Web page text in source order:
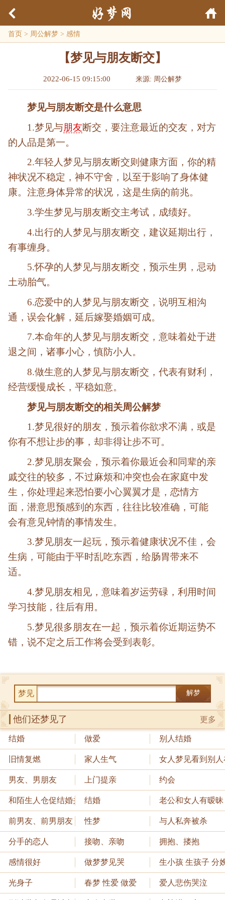
首页 > 周公解梦 > 感情
【梦见与朋友断交】
2022-06-15 09:15:00 来源: 周公解梦
梦见与朋友断交是什么意思
1.梦见与朋友断交，要注意最近的交友，对方
的人品是第一。
2.年轻人梦见与朋友断交则健康方面，你的精
神状况不稳定，神不守舍，以至于影响了身体健
康。注意身体异常的状况，这是生病的前兆。
3.学生梦见与朋友断交主考试，成绩好。
4.出行的人梦见与朋友断交，建议延期出行，
有事缠身。
5.怀孕的人梦见与朋友断交，预示生男，忌动
土动胎气。
6.恋爱中的人梦见与朋友断交，说明互相沟
通，误会化解，延后嫁娶婚姻可成。
7.本命年的人梦见与朋友断交，意味着处于进
退之间，诸事小心，慎防小人。
8.做生意的人梦见与朋友断交，代表有财利，
经营缓慢成长，平稳如意。
梦见与朋友断交的相关周公解梦
1.梦见很好的朋友，预示着你欲求不满，或是
你有不想让步的事，却非得让步不可。
2.梦见朋友聚会，预示着你最近会和同辈的亲
戚交往的较多，不过麻烦和冲突也会在家庭中发
生，你处理起来恐怕要小心翼翼才是，恋情方
面，潜意思预感到的东西，往往比较准确，可能
会有意见钟情的事情发生。
3.梦见朋友一起玩，预示着健康状况不佳，会
生病，可能由于平时乱吃东西，给肠胃带来不
适。
4.梦见朋友相见，意味着岁运劳碌，利用时间
学习技能，往后有用。
5.梦见很多朋友在一起，预示着你近期运势不
错，说不定之后工作将会受到表彰。
梦见 解梦
更多
他们还梦见了
结婚 做爱 别人结婚
旧情复燃 家人生气 女人梦见看到别
男友、男朋友 上门提亲 约会
和陌生人仓促结婚并悔婚
结婚 老公和女人有暧昧
前男友、前男朋友 性梦 与人私奔被杀
分手的恋人 接吻、亲吻 拥抱、搂抱
感情很好 做梦梦见哭 生小孩 生孩子 分
光身子 春梦 性爱 做爱 爱人悲伤哭泣